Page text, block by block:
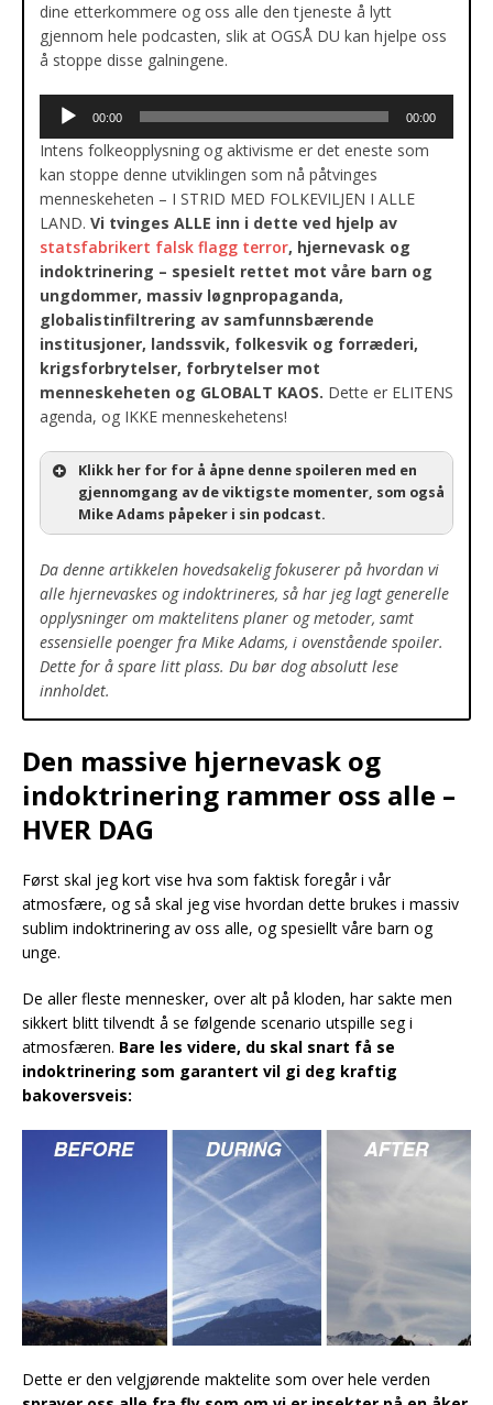
dine etterkommere og oss alle den tjeneste å lytt
gjennom hele podcasten, slik at OGSÅ DU kan hjelpe oss
å stoppe disse galningene.
Lydavspiller
00:00 00:00
Intens folkeopplysning og aktivisme er det eneste som
kan stoppe denne utviklingen som nå påtvinges
menneskeheten – I STRID MED FOLKEVILJEN I ALLE
LAND. Vi tvinges ALLE inn i dette ved hjelp av
statsfabrikert falsk flagg terror, hjernevask og
indoktrinering – spesielt rettet mot våre barn og
ungdommer, massiv løgnpropaganda,
globalistinfiltrering av samfunnsbærende
institusjoner, landssvik, folkesvik og forræderi,
krigsforbrytelser, forbrytelser mot
menneskeheten og GLOBALT KAOS. Dette er ELITENS
agenda, og IKKE menneskehetens!
Klikk her for for å åpne denne spoileren med en
gjennomgang av de viktigste momenter, som også
Mike Adams påpeker i sin podcast.
Da denne artikkelen hovedsakelig fokuserer på hvordan vi
alle hjernevaskes og indoktrineres, så har jeg lagt generelle
opplysninger om maktelitens planer og metoder, samt
essensielle poenger fra Mike Adams, i ovenstående spoiler.
Dette for å spare litt plass. Du bør dog absolutt lese
innholdet.
Den massive hjernevask og
indoktrinering rammer oss alle –
HVER DAG
Først skal jeg kort vise hva som faktisk foregår i vår
atmosfære, og så skal jeg vise hvordan dette brukes i massiv
sublim indoktrinering av oss alle, og spesiellt våre barn og
unge.
De aller fleste mennesker, over alt på kloden, har sakte men
sikkert blitt tilvendt å se følgende scenario utspille seg i
atmosfæren. Bare les videre, du skal snart få se
indoktrinering som garantert vil gi deg kraftig
bakoversveis:
Dette er den velgjørende maktelite som over hele verden